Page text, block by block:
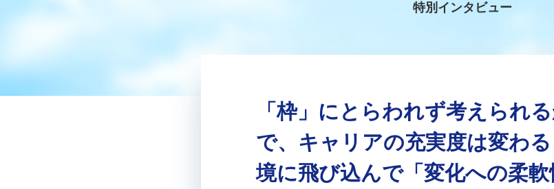
特別インタビュー
「枠」にとらわれず考えられ
で、キャリアの充実度は変わ
境に飛び込んで「変化への柔